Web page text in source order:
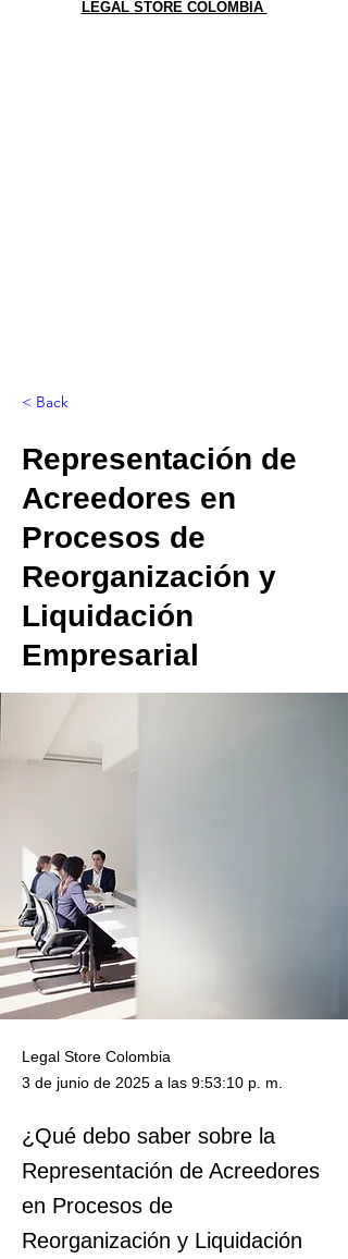
LEGAL STORE COLOMBIA
< Back
Representación de
Acreedores en
Procesos de
Reorganización y
Liquidación
Empresarial
Legal Store Colombia
3 de junio de 2025 a las 9:53:10 p. m.
¿Qué debo saber sobre la
Representación de Acreedores
en Procesos de
Reorganización y Liquidación